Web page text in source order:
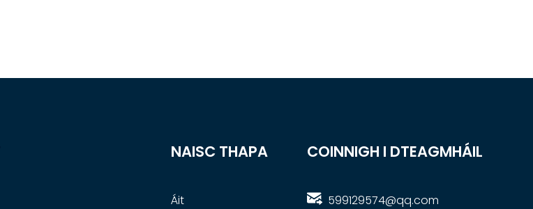
NAISC THAPA
Áit
COINNIGH I DTEAGMHÁIL
599129574@qq.com